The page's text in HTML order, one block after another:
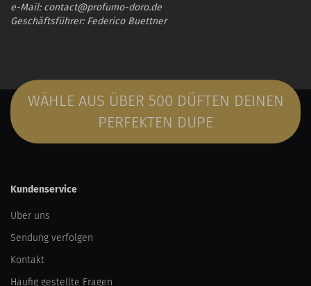
e-Mail: contact@profumo-doro.de
Geschäftsführer: Federico Buettner
WÄHLE AUS ÜBER 500 DÜFTEN DEINEN
PERFEKTEN DUPE
Kundenservice
Über uns
Sendung verfolgen
Kontakt
Häufig gestellte Fragen